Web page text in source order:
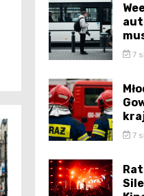
7
7